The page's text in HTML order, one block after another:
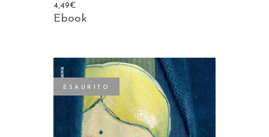
4,49€
Ebook
ESAURITO